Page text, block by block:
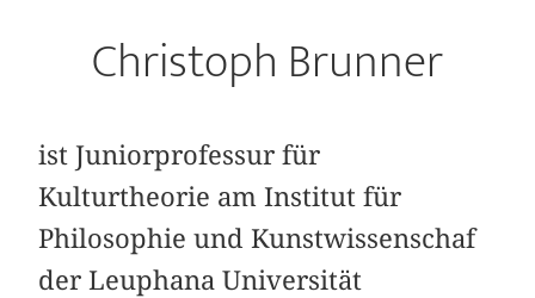
Christoph Brunner
ist Juniorprofessur für
Kulturtheorie am Institut für
Philosophie und Kunstwissenschaf
der Leuphana Universität